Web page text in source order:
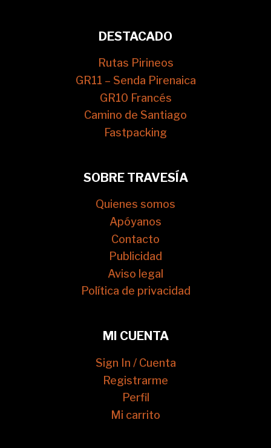
DESTACADO
Rutas Pirineos
GR11 – Senda Pirenaica
GR10 Francés
Camino de Santiago
Fastpacking
SOBRE TRAVESÍA
Quienes somos
Apóyanos
Contacto
Publicidad
Aviso legal
Política de privacidad
MI CUENTA
Sign In / Cuenta
Registrarme
Perfil
Mi carrito